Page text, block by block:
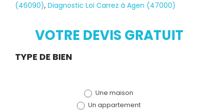
Diagnostic
(46090),Diagnostic Loi Carrez à Agen (47000)
VOTRE DEVIS GRATUIT
Demande
TYPE DE BIEN
Une maison
Un appartement